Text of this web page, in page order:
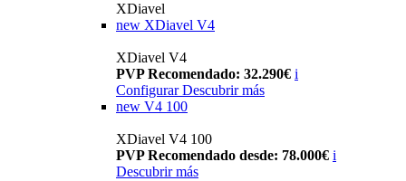
XDiavel
new XDiavel V4
XDiavel V4
PVP Recomendado: 32.290€ i
Configurar Descubrir más
new V4 100
XDiavel V4 100
PVP Recomendado desde: 78.000€ i
Descubrir más